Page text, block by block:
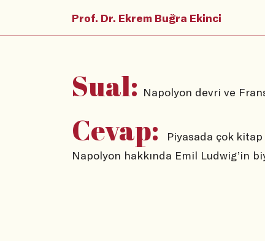
Prof. Dr. Ekrem Buğra Ekinci
Sual: Napolyon devri ve
Cevap:
Piyasada çok
Napolyon hakkında Emil Ludwig’in